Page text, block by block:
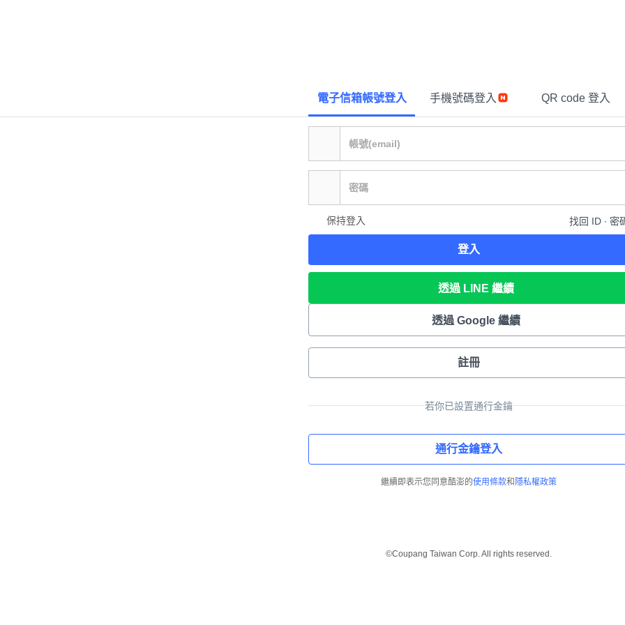
電子信箱帳號登入 手機號碼登入 QR code 登入
保持登入 找回 ID ∙ 密
登入
透過 LINE 繼續
透過 Google 繼續
註冊
若你已設置通行金鑰
通行金鑰登入
繼續即表示您同意酷澎的使用條款和 隱私權政策
©Coupang Taiwan Corp. All rights reserved.